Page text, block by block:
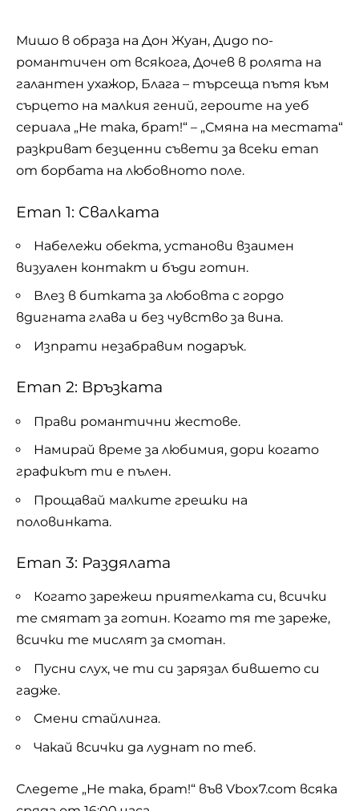
Мишо в образа на Дон Жуан, Дидо по-
романтичен от всякога, Дочев в ролята на
галантен ухажор, Блага – търсеща пътя към
сърцето на малкия гений, героите на уеб
сериала „Не така, брат!“ – „Смяна на местата“
разкриват безценни съвети за всеки етап
от борбата на любовното поле.
Етап 1: Свалката
Набележи обекта, установи взаимен
визуален контакт и бъди готин.
Влез в битката за любовта с гордо
вдигната глава и без чувство за вина.
Изпрати незабравим подарък.
Етап 2: Връзката
Прави романтични жестове.
Намирай време за любимия, дори когато
графикът ти е пълен.
Прощавай малките грешки на
половинката.
Етап 3: Раздялата
Когато зарежеш приятелката си, всички
те смятат за готин. Когато тя те зареже,
всички те мислят за смотан.
Пусни слух, че ти си зарязал бившето си
гадже.
Смени стайлинга.
Чакай всички да луднат по теб.
Следете „Не така, брат!“ във Vbox7.com всяка